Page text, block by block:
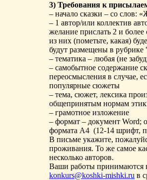
3) Требования к
– начало сказки – со
– 1 автор/или коллектив
желание прислать 2 и более
из них (пометьте, какая)
будут размещены в
– тематика – любая (не
– самобытное содержание
переосмысления в случае,
популярные сюжеты
– тема, сюжет, лексика
общепринятым нормам
– грамотное изложение
– формат – документ Word;
формата А4 (12-14 шрифт,
В письме укажите,
проживания. То же самое
несколько авторов.
Ваши работы принимаются
konkurs@koshki-mishki.ru в